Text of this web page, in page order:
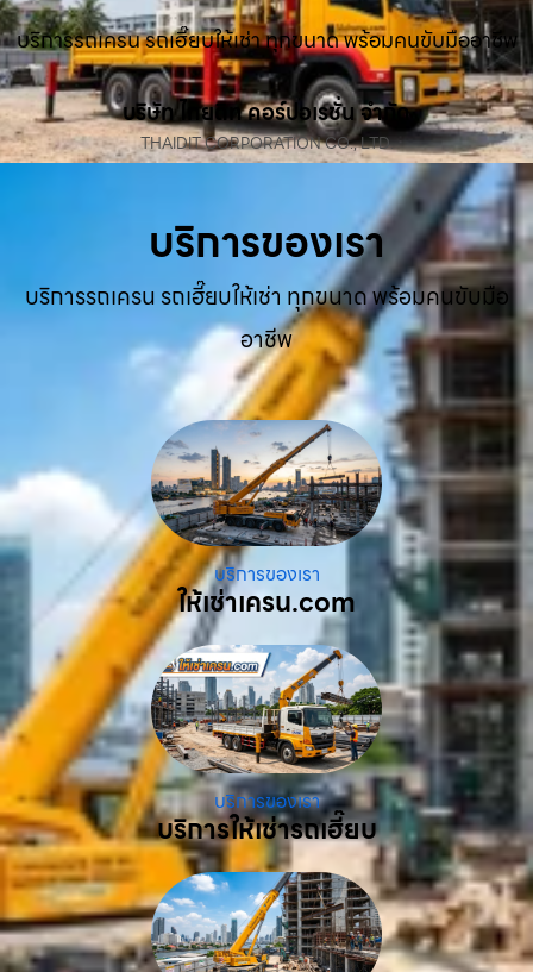
บริการรถเครน รถเฮี๊ยบให้เช่า ทุกขนาด พร้อมคนขับมืออาชีพ
บริษัท ไทยดิท คอร์ปอเรชั่น จำกัด
THAIDIT CORPORATION CO., LTD.
บริการของเรา
บริการรถเครน รถเฮี๊ยบให้เช่า ทุกขนาด พร้อมคนขับมือ
อาชีพ
บริการของเรา
ให้เช่าเครน.com
บริการของเรา
บริการให้เช่ารถเฮี๊ยบ